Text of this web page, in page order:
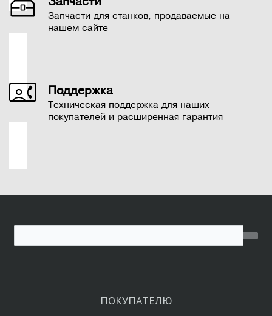
Запчасти для станков, продаваемые на
нашем сайте
Поддержка
Техническая поддержка для наших
покупателей и расширенная гарантия
ПОКУПАТЕЛЮ